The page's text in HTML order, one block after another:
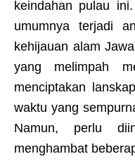
keindahan pulau
umumnya terjadi
kehijauan alam
yang melimpah
menciptakan
waktu yang
Namun, perlu
menghambat